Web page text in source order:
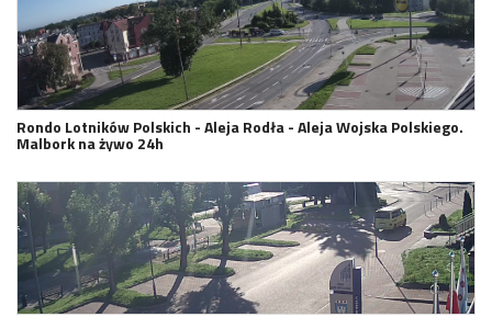
Rondo Lotników Polskich - Aleja Rodła - Aleja Wojska Polskiego.
Malbork na żywo 24h